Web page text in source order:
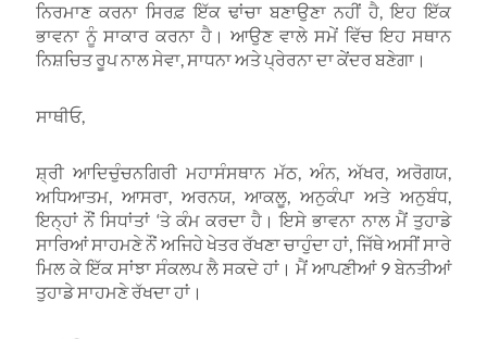
ਨਿਰਮਾਣ ਕਰਨਾ ਸਿਰਫ਼ ਇੱਕ ਢਾਂਚਾ ਬਣਾਉਣਾ ਨਹੀਂ ਹੈ, ਇਹ ਇੱਕ
ਭਾਵਨਾ ਨੂੰ ਸਾਕਾਰ ਕਰਨਾ ਹੈ। ਆਉਣ ਵਾਲੇ ਸਮੇਂ ਵਿੱਚ ਇਹ ਸਥਾਨ
ਨਿਸ਼ਚਿਤ ਰੂਪ ਨਾਲ ਸੇਵਾ, ਸਾਧਨਾ ਅਤੇ ਪ੍ਰੇਰਨਾ ਦਾ ਕੇਂਦਰ ਬਣੇਗਾ।
ਸਾਥੀਓ,
ਸ਼੍ਰੀ ਆਦਿਚੁੰਚਨਗਿਰੀ ਮਹਾਸੰਸਥਾਨ ਮੱਠ, ਅੰਨ, ਅੱਖਰ, ਅਰੋਗਯ,
ਅਧਿਆਤਮ, ਆਸਰਾ, ਅਰਨਯ, ਆਕਲੂ, ਅਨੁਕੰਪਾ ਅਤੇ ਅਨੁਬੰਧ,
ਇਨ੍ਹਾਂ ਨੌਂ ਸਿਧਾਂਤਾਂ ‘ਤੇ ਕੰਮ ਕਰਦਾ ਹੈ। ਇਸੇ ਭਾਵਨਾ ਨਾਲ ਮੈਂ ਤੁਹਾਡੇ
ਸਾਰਿਆਂ ਸਾਹਮਣੇ ਨੌਂ ਅਜਿਹੇ ਖੇਤਰ ਰੱਖਣਾ ਚਾਹੁੰਦਾ ਹਾਂ, ਜਿੱਥੇ ਅਸੀਂ ਸਾਰੇ
ਮਿਲ ਕੇ ਇੱਕ ਸਾਂਝਾ ਸੰਕਲਪ ਲੈ ਸਕਦੇ ਹਾਂ। ਮੈਂ ਆਪਣੀਆਂ 9 ਬੇਨਤੀਆਂ
ਤੁਹਾਡੇ ਸਾਹਮਣੇ ਰੱਖਦਾ ਹਾਂ।